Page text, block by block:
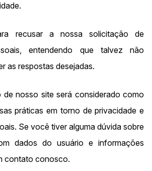
recusar a nossa solicitação de
entendendo que talvez não
as respostas desejadas.
de nosso site será considerado como
práticas em torno de privacidade e
Se você tiver alguma dúvida sobre
dados do usuário e informações
contato conosco.